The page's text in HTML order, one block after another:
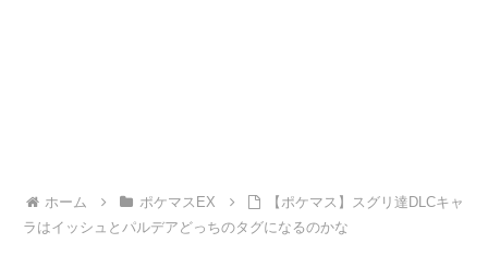
ホーム ポケマスEX
【ポケマス】スグリ達DLCキャ
ラはイッシュとパルデアどっちのタグになるのかな